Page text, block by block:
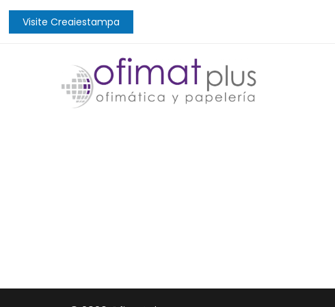
Visite Creaiestampa